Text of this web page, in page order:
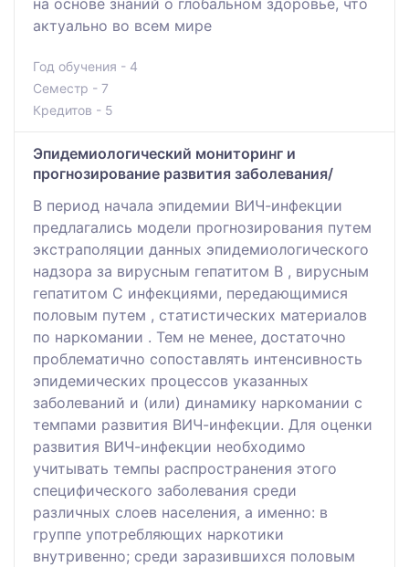
актуально во всем мире
Год обучения - 4
Семестр - 7
Кредитов - 5
Эпидемиологический мониторинг и
прогнозирование развития заболевания/
В период начала эпидемии ВИЧ-инфекции
предлагались модели прогнозирования путем
экстраполяции данных эпидемиологического
надзора за вирусным гепатитом В , вирусным
гепатитом С инфекциями, передающимися
половым путем , статистических материалов
по наркомании . Тем не менее, достаточно
проблематично сопоставлять интенсивность
эпидемических процессов указанных
заболеваний и (или) динамику наркомании с
темпами развития ВИЧ-инфекции. Для оценки
развития ВИЧ-инфекции необходимо
учитывать темпы распространения этого
специфического заболевания среди
различных слоев населения, а именно: в
группе употребляющих наркотики
внутривенно; среди заразившихся половым